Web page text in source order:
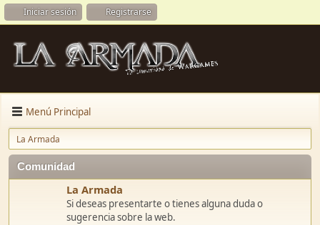
Iniciar sesión Registrarse
Menú Principal
La Armada
Comunidad
La Armada
Si deseas presentarte o tienes alguna duda o
sugerencia sobre la web.